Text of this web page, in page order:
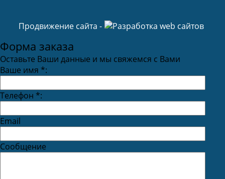
Продвижение сайта -
Форма заказа
Оставьте Ваши данные и мы свяжемся с Вами
Ваше имя *:
Телефон *:
Email
Сообщение